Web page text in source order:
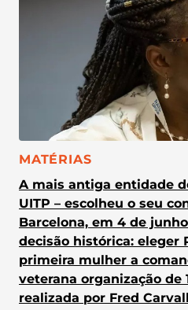
CATEGORIA:
MATÉRIAS
A mais antiga entidade
UITP – escolheu o seu
Barcelona, em 4 de
decisão histórica: eleger
primeira mulher a
veterana organização de
realizada por Fred